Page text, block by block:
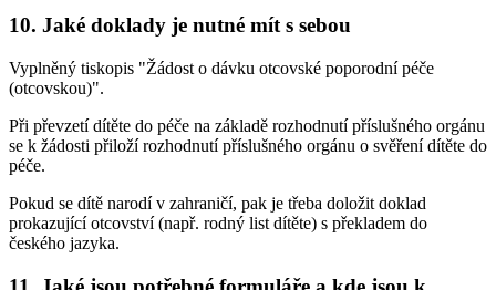
10. Jaké doklady je nutné mít s sebou
Vyplněný tiskopis "Žádost o dávku otcovské poporodní péče
(otcovskou)".
Při převzetí dítěte do péče na základě rozhodnutí příslušného orgánu
se k žádosti přiloží rozhodnutí příslušného orgánu o svěření dítěte do
péče.
Pokud se dítě narodí v zahraničí, pak je třeba doložit doklad
prokazující otcovství (např. rodný list dítěte) s překladem do
českého jazyka.